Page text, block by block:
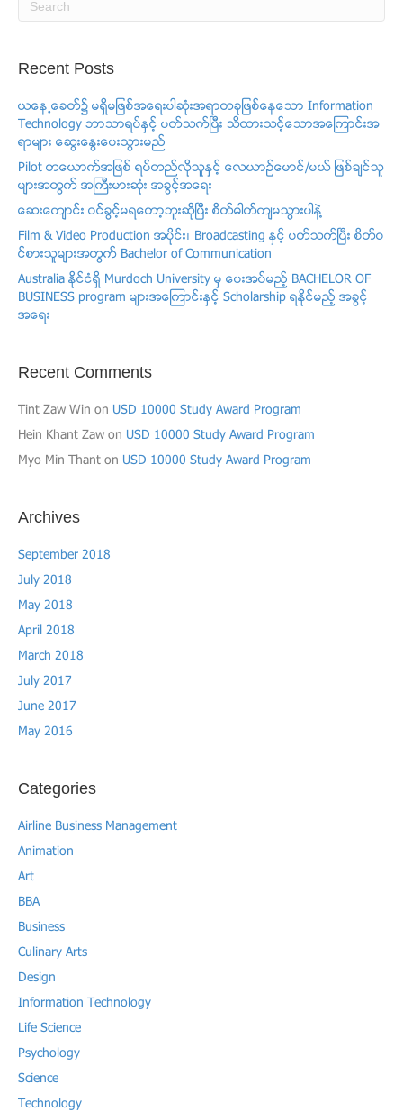
Recent Posts
ယေန႕ေခတ္၌ မရွိမျဖစ္အေရးပါဆံုးအရာတခုျဖစ္ေနေသာ Information
Technology ဘာသာရပ္ႏွင့္ ပတ္သက္ၿပီး သိထားသင့္ေသာအေၾကာင္းအ
ရာမ်ား ေဆြးေႏြးေပးသြားမည္
Pilot တေယာက္အျဖစ္ ရပ္တည္လိုသူႏွင့္ ​ေလယာဥ္ေမာင္/မယ္ ျဖစ္ခ်င္သူ
မ်ားအတြက္ အႀကီးမားဆံုး အခြင့္အေရး
ေဆးေက်ာင္း ဝင္ခြင့္မရေတာ့ဘူးဆိုၿပီး စိတ္ဓါတ္က်မသြားပါနဲ႔
Film & Video Production အပုိင္း၊ Broadcasting ႏွင့္ ပတ္သက္ၿပီး စိတ္ဝ
င္စားသူမ်ားအတြက္ Bachelor of Communication
Australia ႏိုင္ငံရွိ Murdoch University မွ ေပးအပ္မည့္ BACHELOR OF
BUSINESS program မ်ားအေၾကာင္းႏွင့္ Scholarship ရႏိုင္မည့္ အခြင့္
အေရး
Recent Comments
Tint Zaw Win on USD 10000 Study Award Program
Hein Khant Zaw on USD 10000 Study Award Program
Myo Min Thant on USD 10000 Study Award Program
Archives
September 2018
July 2018
May 2018
April 2018
March 2018
July 2017
June 2017
May 2016
Categories
Airline Business Management
Animation
Art
BBA
Business
Culinary Arts
Design
Information Technology
Life Science
Psychology
Science
Technology